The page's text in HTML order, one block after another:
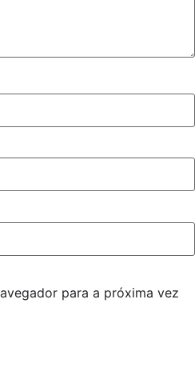
para a próxima vez